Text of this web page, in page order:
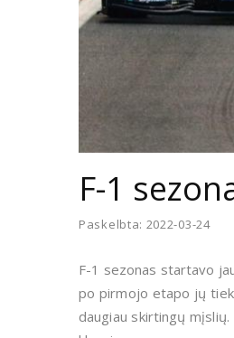
F-1
Paskelbta: 2022-03-24
F-1 sezonas startavo
po pirmojo etapo jų tiek
daugiau skirtingų